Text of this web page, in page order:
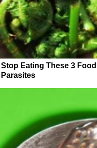
Stop Eating These 3
Parasites